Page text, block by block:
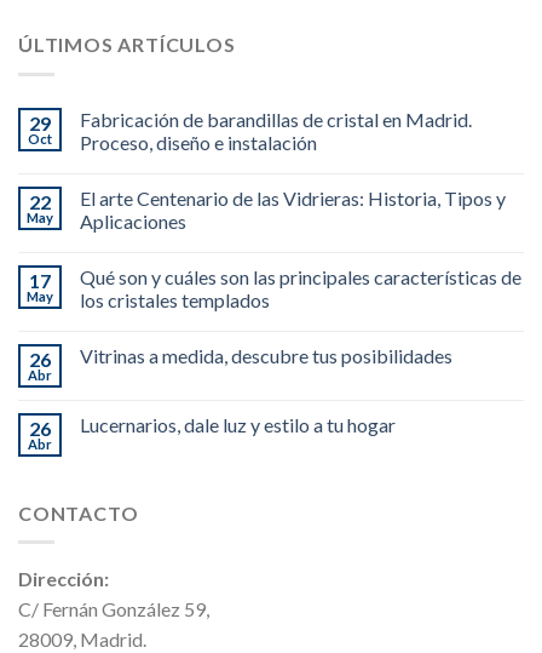
ÚLTIMOS ARTÍCULOS
29
Oct
Fabricación de barandillas de cristal en Madrid.
Proceso, diseño e instalación
22
May
El arte Centenario de las Vidrieras: Historia, Tipos y
Aplicaciones
17
May
Qué son y cuáles son las principales características de
los cristales templados
26
Abr
Vitrinas a medida, descubre tus posibilidades
26
Abr
Lucernarios, dale luz y estilo a tu hogar
CONTACTO
Dirección:
C/ Fernán González 59,
28009, Madrid.